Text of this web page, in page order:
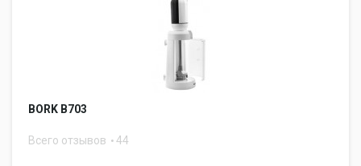
BORK B703
Всего отзывов 44